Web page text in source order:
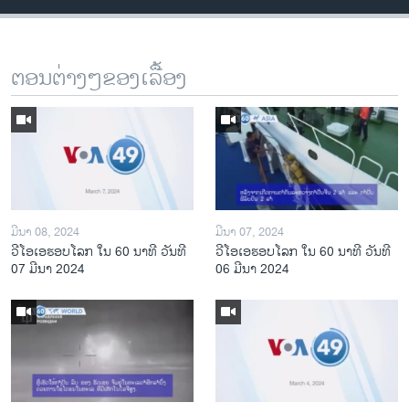
ພາສາຕ່າງໆ
ຕອນຕ່າງໆຂອງເລື້ອງ
ມີນາ 08, 2024
ວີໂອເອຮອບໂລກ ໃນ 60 ນາທີ ວັນທີ
07 ມີນາ 2024
ມີນາ 07, 2024
ວີໂອເອຮອບໂລກ ໃນ 60 ນາທີ ວັນທີ
06 ມີນາ 2024